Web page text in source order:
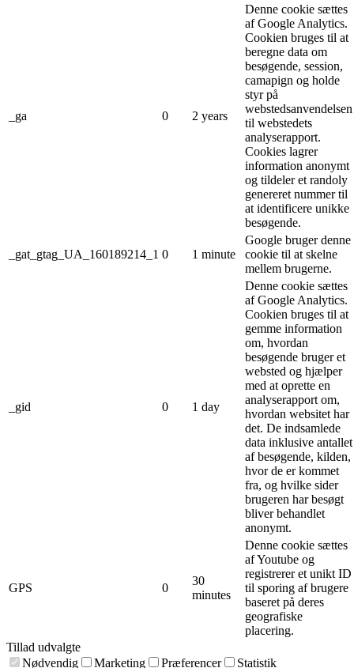
_ga 0 2 years
Denne cookie sættes
af Google Analytics.
Cookien bruges til at
beregne data om
besøgende, session,
camapign og holde
styr på
webstedsanvendelsen
til webstedets
analyserapport.
Cookies lagrer
information anonymt
og tildeler et randoly
genereret nummer til
at identificere unikke
besøgende.
_gat_gtag_UA_160189214_1 0 1 minute
Google bruger denne
cookie til at skelne
mellem brugerne.
_gid 0 1 day
Denne cookie sættes
af Google Analytics.
Cookien bruges til at
gemme information
om, hvordan
besøgende bruger et
websted og hjælper
med at oprette en
analyserapport om,
hvordan websitet har
det. De indsamlede
data inklusive antallet
af besøgende, kilden,
hvor de er kommet
fra, og hvilke sider
brugeren har besøgt
bliver behandlet
anonymt.
GPS 0
30
minutes
Denne cookie sættes
af Youtube og
registrerer et unikt ID
til sporing af brugere
baseret på deres
geografiske
placering.
Tillad udvalgte
Nødvendig
Marketing Præferencer Statistik